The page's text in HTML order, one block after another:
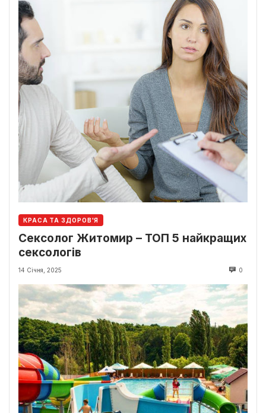
КРАСА ТА ЗДОРОВ'Я
Сексолог Житомир – ТОП 5 найкращих
сексологів
14 Січня, 2025 0